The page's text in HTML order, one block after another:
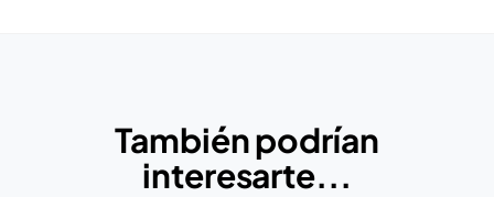
También podrían
interesarte...